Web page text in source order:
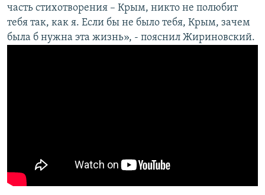
часть стихотворения – Крым, никто не полюбит
тебя так, как я. Если бы не было тебя, Крым, зачем
была б нужна эта жизнь», - пояснил Жириновский.